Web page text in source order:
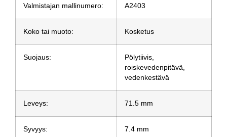
Valmistajan mallinumero: A2403
Koko tai muoto: Kosketus
Suojaus:
Pölytiivis,
roiskevedenpitävä,
vedenkestävä
Leveys: 71.5 mm
Syvyys: 7.4 mm